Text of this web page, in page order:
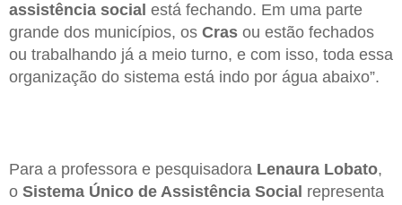
assistência social está fechando. Em uma parte
grande dos municípios, os Cras ou estão fechados
ou trabalhando já a meio turno, e com isso, toda essa
organização do sistema está indo por água abaixo”.
Para a professora e pesquisadora Lenaura Lobato,
o Sistema Único de Assistência Social representa